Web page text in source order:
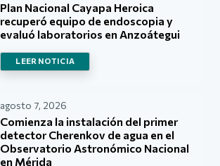
Plan Nacional Cayapa Heroica
recuperó equipo de endoscopia y
evaluó laboratorios en Anzoátegui
LEER NOTICIA
agosto 7, 2026
Comienza la instalación del primer
detector Cherenkov de agua en el
Observatorio Astronómico Nacional
en Mérida